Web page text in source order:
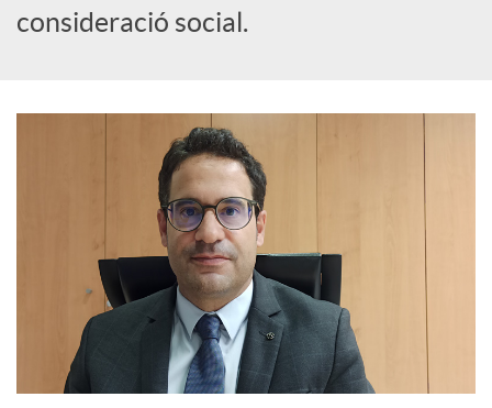
a
l
consideració social.